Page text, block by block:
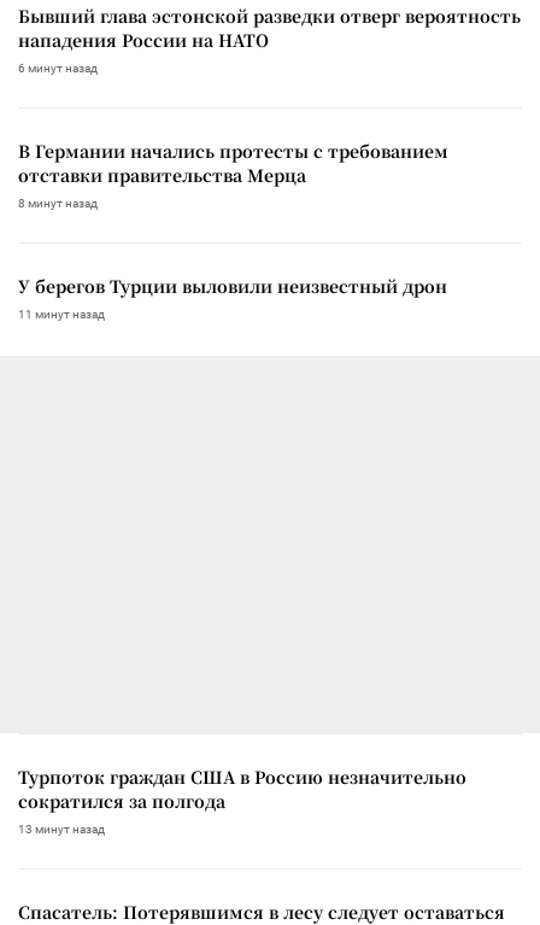
Бывший глава эстонской разведки отверг вероятность
нападения России на НАТО
6 минут назад
В Германии начались протесты с требованием
отставки правительства Мерца
8 минут назад
У берегов Турции выловили неизвестный дрон
11 минут назад
Турпоток граждан США в Россию незначительно
сократился за полгода
13 минут назад
Спасатель: Потерявшимся в лесу следует оставаться